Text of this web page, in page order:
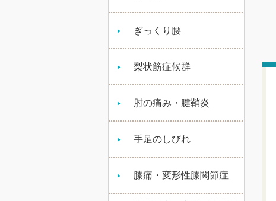
ぎっくり腰
梨状筋症候群
肘の痛み・腱鞘炎
手足のしびれ
膝痛・変形性膝関節症